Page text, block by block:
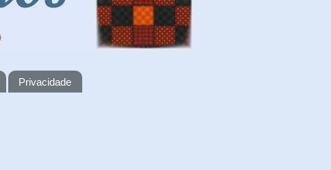
Privacidade